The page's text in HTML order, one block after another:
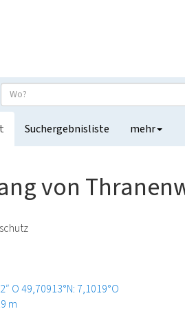
Suchergebnisliste mehr
von
O49,70913°N: 7,1019°O
m